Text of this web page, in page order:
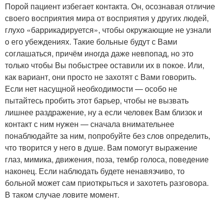
Порой пациент избегает контакта. Он, осознавая отличие
своего восприятия мира от восприятия у других людей,
глухо «баррикадируется», чтобы окружающие не узнали
о его убеждениях. Такие больные будут с Вами
соглашаться, причём иногда даже невпопад, но это
только чтобы Вы побыстрее оставили их в покое. Или,
как вариант, они просто не захотят с Вами говорить.
Если нет насущной необходимости — особо не
пытайтесь пробить этот барьер, чтобы не вызвать
лишнее раздражение, ну а если человек Вам близок и
контакт с ним нужен — сначала внимательнее
понаблюдайте за ним, попробуйте без слов определить,
что творится у него в душе. Вам помогут выражение
глаз, мимика, движения, поза, тембр голоса, поведение
наконец. Если наблюдать будете ненавязчиво, то
больной может сам приоткрыться и захотеть разговора.
В таком случае ловите момент.